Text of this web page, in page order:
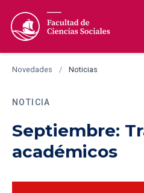
Novedades / Noticias
NOTICIA
Septiembre:
académicos